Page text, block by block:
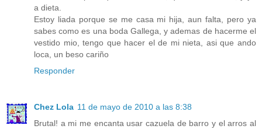
a dieta.
Estoy liada porque se me casa mi hija, aun falta, pero ya
sabes como es una boda Gallega, y ademas de hacerme el
vestido mio, tengo que hacer el de mi nieta, asi que ando
loca, un beso cariño
Responder
Chez Lola 11 de mayo de 2010 a las 8:38
Brutal! a mi me encanta usar cazuela de barro y el arros al